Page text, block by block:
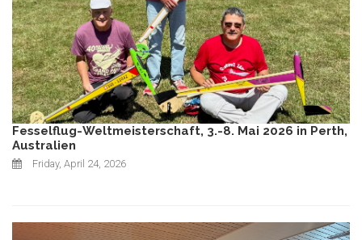
Fesselflug-Weltmeisterschaft, 3.-8. Mai 2026 in Perth,
Australien
Friday, April 24, 2026